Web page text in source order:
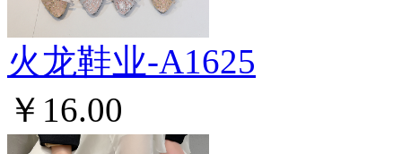
火龙鞋业-A1625
￥16.00